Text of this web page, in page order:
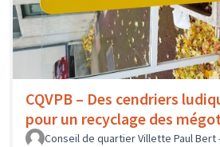
CQVPB – Des cendriers
pour un recyclage des
Conseil de quartier Villette Paul Bert